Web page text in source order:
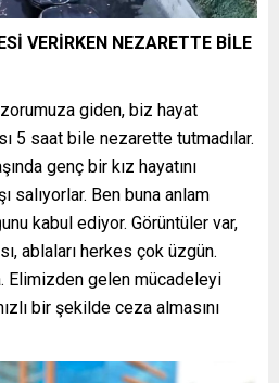
VERİRKEN NEZARETTE BİLE
giden, biz hayat
5 saat bile nezarette tutmadılar.
genç bir kız hayatını
salıyorlar. Ben buna anlam
kabul ediyor. Görüntüler var,
ablaları herkes çok üzgün.
Elimizden gelen mücadeleyi
bir şekilde ceza almasını